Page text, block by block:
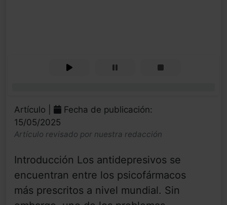
Artículo |
Fecha de publicación:
15/05/2025
Artículo revisado por nuestra redacción
Introducción Los antidepresivos se
encuentran entre los psicofármacos
más prescritos a nivel mundial. Sin